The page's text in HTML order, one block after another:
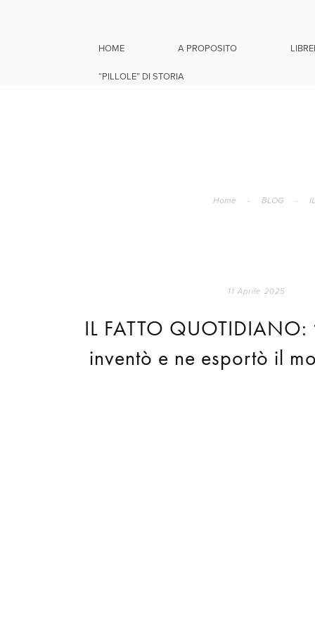
HOME A PROPOSITO
“PILLOLE” DI STORIA
Home - BLOG -
11 Aprile 2025
IL FATTO
inventò e ne esportò il